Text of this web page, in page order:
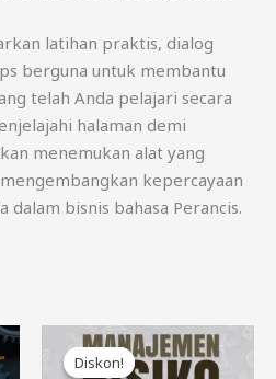
latihan praktis, dialog
berguna untuk membantu
telah Anda pelajari secara
halaman demi
menemukan alat yang
kepercayaan
bisnis bahasa Perancis.
Diskon!
Diskon!
Harga
aslinya
adalah:
Harga
saat
ini